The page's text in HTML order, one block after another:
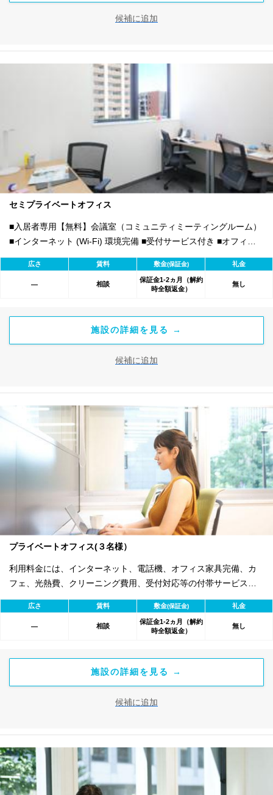
候補に追加
セミプライベートオフィス
■入居者専用【無料】会議室（コミュニティミーティングルーム）
■インターネット (Wi-Fi) 環境完備 ■受付サービス付き ■オフィス
家具付き、内装工事不要
広さ 賃料 敷金(保証金) 礼金
― 相談
保証金1-2ヵ月（解約
時全額返金）
無し
施設の詳細を見る →
候補に追加
プライベートオフィス(３名様）
利用料金には、インターネット、電話機、オフィス家具完備、カ
フェ、光熱費、クリーニング費用、受付対応等の付帯サービスす
べて含まれ、追加料金不要です。 また適宜キャンペーン、契約期
間による割引特典あります。
広さ 賃料 敷金(保証金) 礼金
― 相談
保証金1-2ヵ月（解約
時全額返金）
無し
施設の詳細を見る →
候補に追加